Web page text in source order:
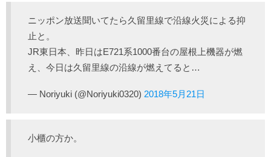
ニッポン放送聞いてたら久留里線で沿線火災による抑
止と。
JR東日本、昨日はE721系1000番台の屋根上機器が燃
え、今日は久留里線の沿線が燃えてると…
— Noriyuki (@Noriyuki0320) 2018年5月21日
小櫃の方か。